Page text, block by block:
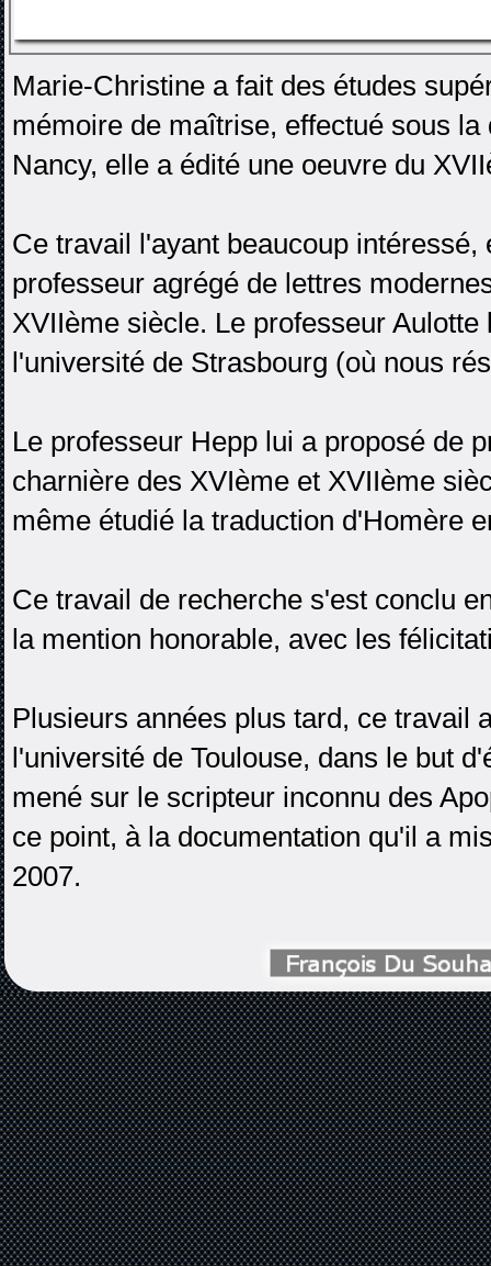
Marie-Christine a fait des études
mémoire de maîtrise, effectué sous
Nancy, elle a édité une oeuvre du
Ce travail l'ayant beaucoup
professeur agrégé de lettres
XVIIème siècle. Le professeur
l'université de Strasbourg (où nous
Le professeur Hepp lui a proposé de
charnière des XVIème et XVIIème
même étudié la traduction d'Homère
Ce travail de recherche s'est conclu
la mention honorable, avec les
Plusieurs années plus tard, ce travail
l'université de Toulouse, dans le but
mené sur le scripteur inconnu des
ce point, à la documentation qu'il a
2007.